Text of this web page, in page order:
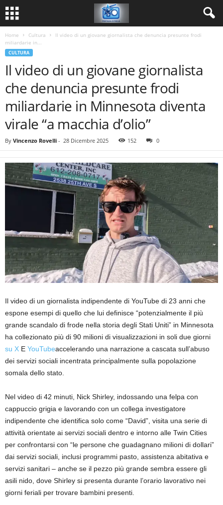
Home Cultura
Il video di un giovane giornalista che denuncia presunte frodi
miliardarie in...
CULTURA
Il video di un giovane giornalista
che denuncia presunte frodi
miliardarie in Minnesota diventa
virale “a macchia d’olio”
By Vincenzo Rovelli - 28 Dicembre 2025 152 0
Il video di un giornalista indipendente di YouTube di 23 anni che
espone esempi di quello che lui definisce “potenzialmente il più
grande scandalo di frode nella storia degli Stati Uniti” in Minnesota
ha collezionato più di 90 milioni di visualizzazioni in soli due giorni
su X E YouTubeaccelerando una narrazione a cascata sull’abuso
dei servizi sociali incentrata principalmente sulla popolazione
somala dello stato.
Nel video di 42 minuti, Nick Shirley, indossando una felpa con
cappuccio grigia e lavorando con un collega investigatore
indipendente che identifica solo come “David”, visita una serie di
attività orientate ai servizi sociali dentro e intorno alle Twin Cities
per confrontarsi con “le persone che guadagnano milioni di dollari”
dai servizi sociali, inclusi programmi pasto, assistenza abitativa e
servizi sanitari – anche se il pezzo più grande sembra essere gli
asili nido, dove Shirley si presenta durante l’orario lavorativo nei
giorni feriali per trovare bambini presenti.